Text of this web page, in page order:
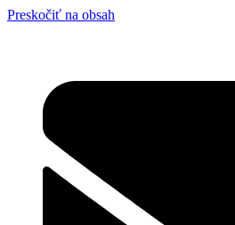
Preskočiť na obsah